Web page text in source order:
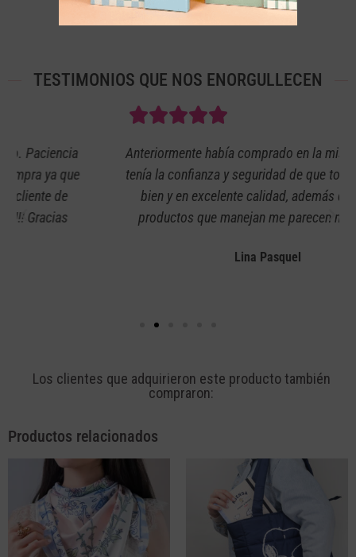
TESTIMONIOS QUE NOS ENORGULLECEN
Anteriormente había comprado en la misma página y
tenía la confianza y seguridad de que todo iba a salir
bien y en excelente calidad, además de que los
productos que manejan me parecen muy bellos.
Los clientes que adquirieron este producto también
compraron:
Productos relacionados